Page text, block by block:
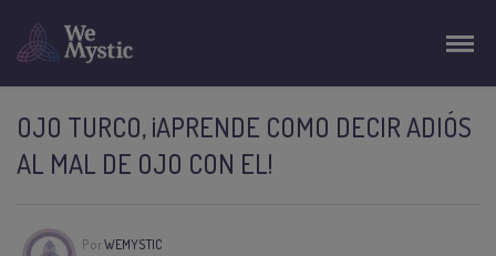
OJO TURCO, ¡APRENDE COMO DECIR ADIÓS
AL MAL DE OJO CON EL!
PorWEMYSTIC